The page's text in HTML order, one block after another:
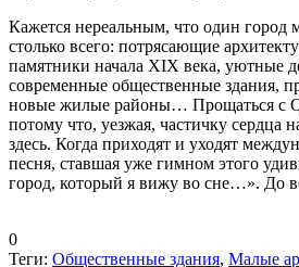
Кажется нереальным, что один город
столько всего: потрясающие
памятники начала XIX века, уютные
современные общественные здания,
новые жилые районы… Прощаться с
потому что, уезжая, частичку сердца
здесь. Когда приходят и уходят
песня, ставшая уже гимном этого
город, который я вижу во сне…». До
0
Теги: Общественные здания, Малые